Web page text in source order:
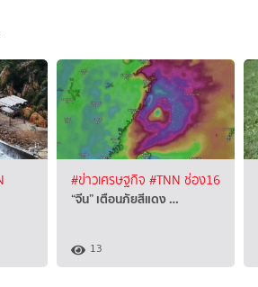
#ข่าวเศรษฐกิจ #TNN ช่อง16
“จีน” เตือนภัยสีแดง …
13